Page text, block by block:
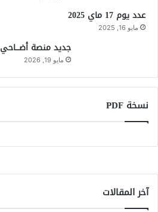
عدد يوم 17 ماي 2025
مايو 16, 2025
جديد منصة أضـــاحي
مايو 19, 2026
نسخة PDF
آخر المقالات